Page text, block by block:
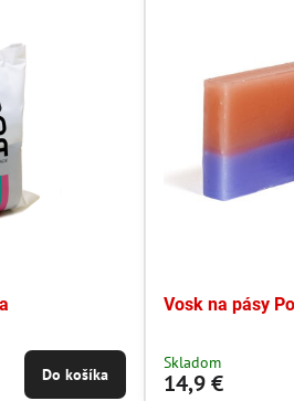
Do košíka
Vosk na pásy
Skladom
14,9 €